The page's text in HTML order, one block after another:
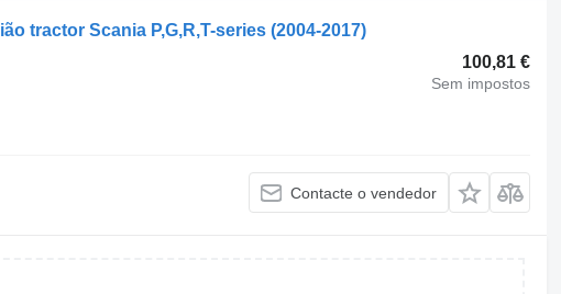
tractor Scania P,G,R,T-series (2004-2017)
100,81 €
Sem impostos
Contacte o vendedor